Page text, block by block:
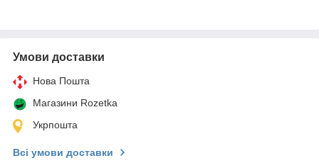
Умови доставки
Нова Пошта
Магазини Rozetka
Укрпошта
Всі умови доставки